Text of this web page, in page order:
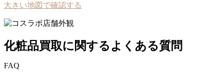
大きい地図で確認する
化粧品買取に関するよくある質問
FAQ